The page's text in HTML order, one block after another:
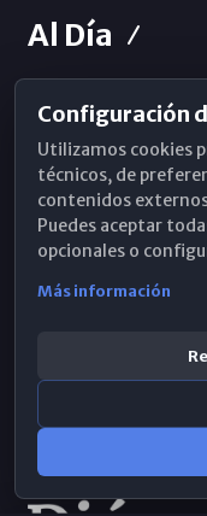
Al Día
Horarios de Misa
Hemeroteca
WhatsApp
Configuración
Utilizamos cookies
técnicos, de
contenidos
Puedes aceptar
opcionales o
Más información